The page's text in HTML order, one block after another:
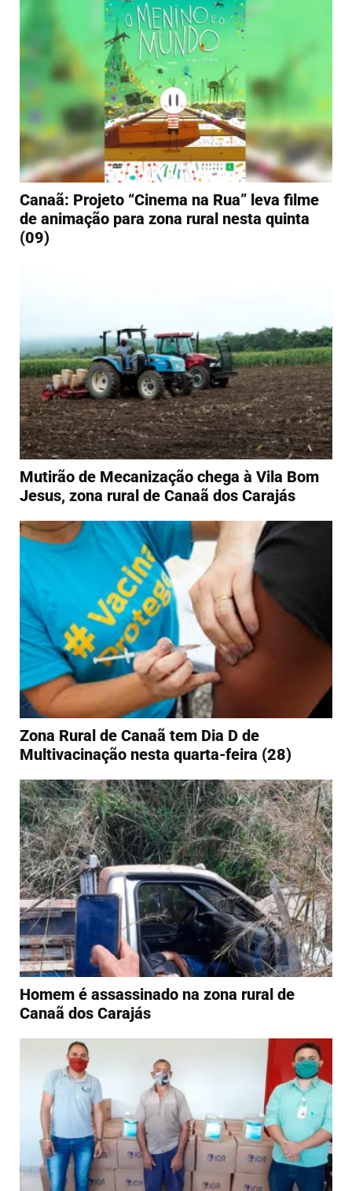
Canaã: Projeto “Cinema na Rua” leva filme
de animação para zona rural nesta quinta
(09)
Mutirão de Mecanização chega à Vila Bom
Jesus, zona rural de Canaã dos Carajás
Zona Rural de Canaã tem Dia D de
Multivacinação nesta quarta-feira (28)
Homem é assassinado na zona rural de
Canaã dos Carajás